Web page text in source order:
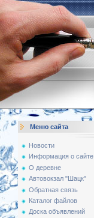
Меню сайта
Новости
Информация о сайте
О деревне
Автовокзал "Шацк"
Обратная связь
Каталог файлов
Доска объявлений